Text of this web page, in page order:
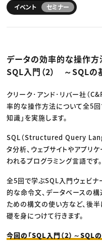
スキルアップしたい！ トッ
デザイン
動画配信・映像制作
ディレクション
業界解説・キャリア事情
お役立ち基礎知識
TOP Creator’s コラム
ゲームクリエイター
映像クリエイター
マーケッター
C＆R Magazine
ニュース・トレンド
Web
映像
ゲーム・エンタメ
広告
出版
CREATIVE VILLAGEか
プロフェッショ
イベント セミナー
データの効率的な操作
SQL入門（2） ～SQLの
クリーク･アンド･リバー社（
率的な操作方法について全5
知識」を実施します。
SQL（Structured Query
タ分析、ウェブサイトやアプリ
われるプログラミング言語です。
全5回で学ぶSQL入門ウェビナ
的な命令文、データベースの
ための構文の使い方など、後
礎を身につけて行きます。
今回の「SQL入門（2）～SQL